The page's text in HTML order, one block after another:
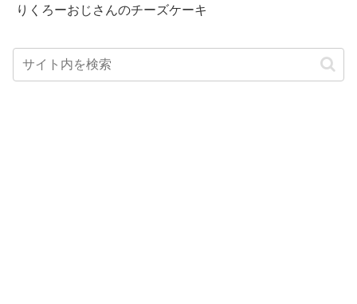
りくろーおじさんのチーズケーキ